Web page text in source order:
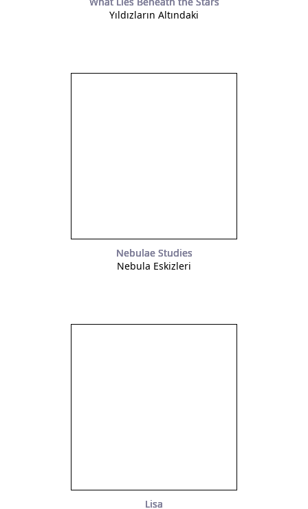
Yıldızların Altındaki
Nebulae Studies
Nebula Eskizleri
Lisa